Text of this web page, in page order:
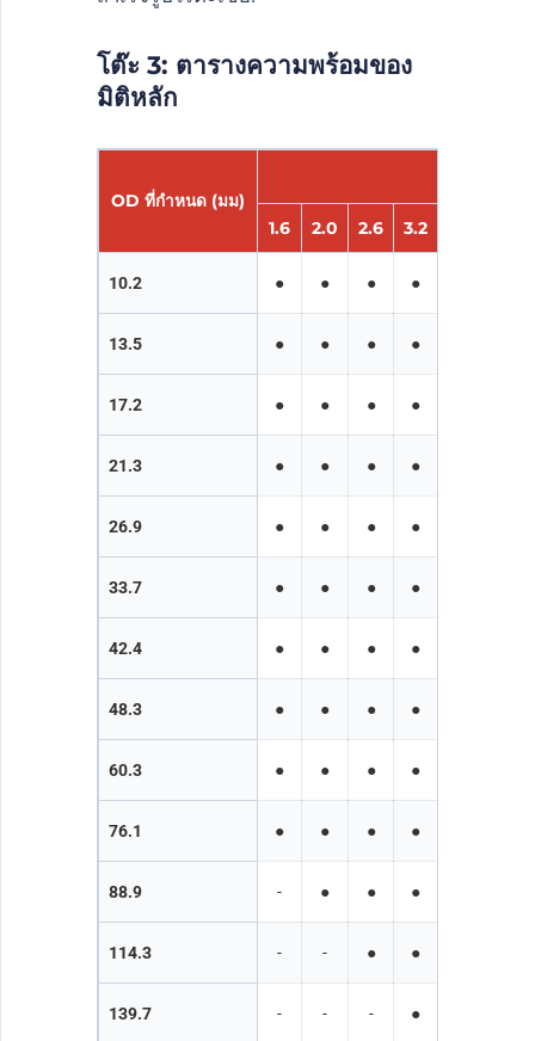
โต๊ะ 3: ตารางความพร้อมของ
มิติหลัก
OD ที่กำหนด (มม)
1.6 2.0 2.6 3.2
10.2 ● ● ● ●
13.5 ● ● ● ●
17.2 ● ● ● ●
21.3 ● ● ● ●
26.9 ● ● ● ●
33.7 ● ● ● ●
42.4 ● ● ● ●
48.3 ● ● ● ●
60.3 ● ● ● ●
76.1 ● ● ● ●
88.9 - ● ● ●
114.3 - - ● ●
139.7 - - - ●